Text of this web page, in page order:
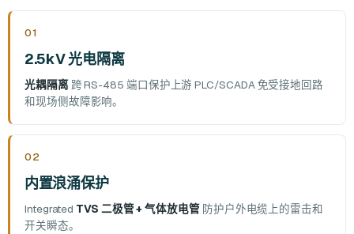
01
2.5kV 光电隔离
光耦隔离跨 RS-485 端口保护上游 PLC/SCADA 免受接地回路
和现场侧故障影响。
02
内置浪涌保护
Integrated TVS 二极管 + 气体放电管防护户外电缆上的雷击和
开关瞬态。